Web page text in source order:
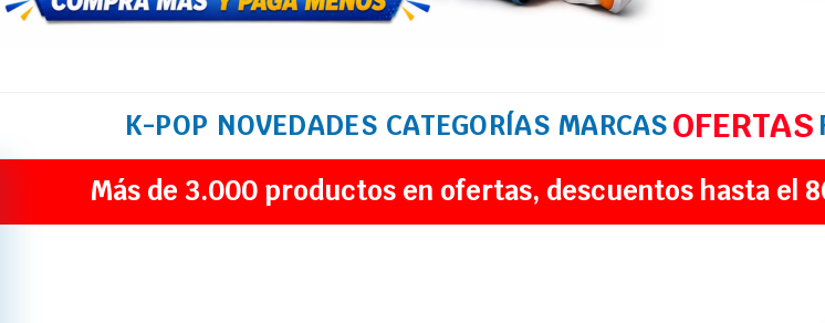
K-POP NOVEDADES CATEGORÍAS MARCASOFERTAS
Más de 3.000 productos en ofertas, descuentos hasta el